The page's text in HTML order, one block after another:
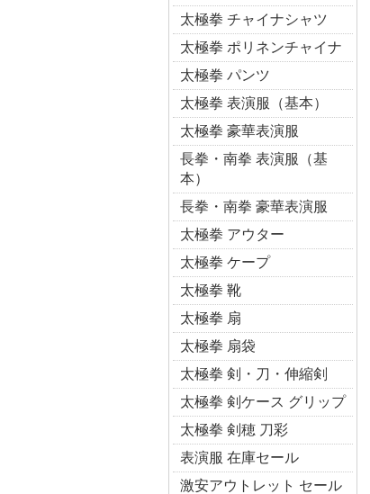
太極拳 チャイナシャツ
太極拳 ポリネンチャイナ
太極拳 パンツ
太極拳 表演服（基本）
太極拳 豪華表演服
長拳・南拳 表演服（基
本）
長拳・南拳 豪華表演服
太極拳 アウター
太極拳 ケープ
太極拳 靴
太極拳 扇
太極拳 扇袋
太極拳 剣・刀・伸縮剣
太極拳 剣ケース グリップ
太極拳 剣穂 刀彩
表演服 在庫セール
激安アウトレット セール